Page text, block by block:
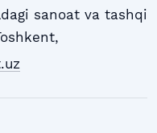
sanoat va tashqi